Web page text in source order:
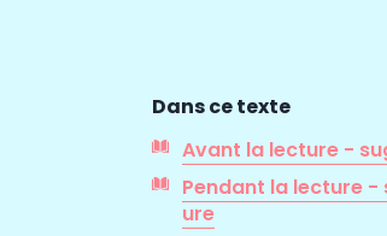
Dans ce texte
Avant la lecture -
Pendant la lecture
ure